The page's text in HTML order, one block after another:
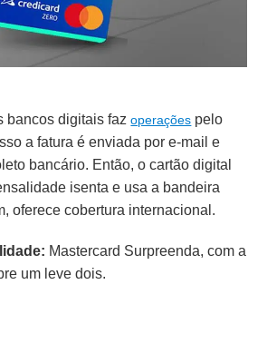
bancos digitais fazoperações pelo
a fatura é enviada por e-mail e
bancário. Então, o cartão digital
isenta e usa a bandeira
oferece cobertura internacional.
Mastercard Surpreenda, com a
um leve dois.